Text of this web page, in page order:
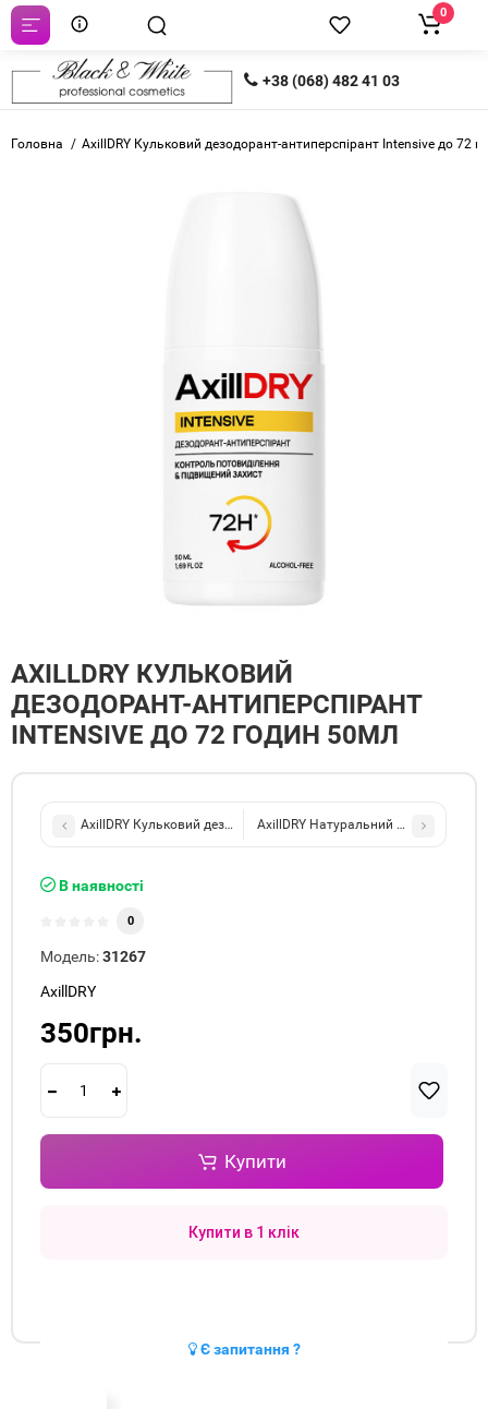
+38 (068) 482 41 03
0
Головна AxillDRY Кульковий дезодорант-антиперспірант Intensive до 72
AXILLDRY КУЛЬКОВИЙ
ДЕЗОДОРАНТ-АНТИПЕРСПІРАНТ
INTENSIVE ДО 72 ГОДИН 50МЛ
AxillDRY Кульковий дезодорант-антиперспірант Sensitive до 48
AxillDRY Натуральний дезодорант-
В наявності
0
Модель:31267
AxillDRY
350грн.
Купити
Купити в 1 клік
Є запитання ?